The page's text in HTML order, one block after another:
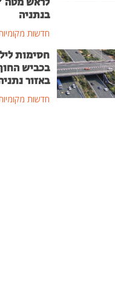
בנתניה
חדשות
חסימות
בכביש
באזור
חדשות